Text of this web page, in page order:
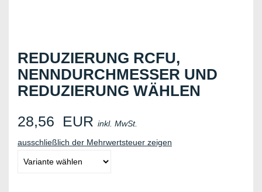
REDUZIERUNG RCFU,
NENNDURCHMESSER UND
REDUZIERUNG WÄHLEN
28,56 EUR inkl. MwSt.
ausschließlich der Mehrwertsteuer zeigen